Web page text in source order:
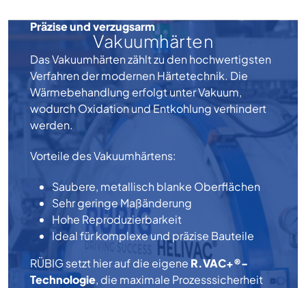
Vakuumhärten
Präzise und verzugsarm
Das Vakuumhärten zählt zu den hochwertigsten
Verfahren der modernen Härtetechnik. Die
Wärmebehandlung erfolgt unter Vakuum,
wodurch Oxidation und Entkohlung verhindert
werden.
Vorteile des Vakuumhärtens:
Saubere, metallisch blanke Oberflächen
Sehr geringe Maßänderung
Hohe Reproduzierbarkeit
Ideal für komplexe und präzise Bauteile
RÜBIG setzt hier auf die eigene R.VAC+®-
Technologie, die maximale Prozesssicherheit